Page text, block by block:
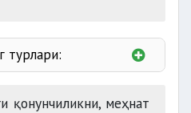
турлари:
қонунчиликни, меҳнат